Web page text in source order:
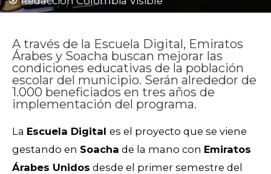
A través de la Escuela Digital, Emiratos
Árabes y Soacha buscan mejorar las
condiciones educativas de la población
escolar del municipio. Serán alrededor de
1.000 beneficiados en tres años de
implementación del programa.
La Escuela Digital es el proyecto que se viene
gestando en Soacha de la mano con Emiratos
Árabes Unidos desde el primer semestre del